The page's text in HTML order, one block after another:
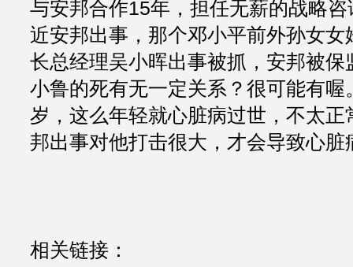
与安邦合作15年，担任无薪的战略
近安邦出事，那个邓小平前外孙女女
长总经理吴小晖出事被抓，安邦被保
小鲁的死有无一定关系？很可能有喔
岁，这么年轻就心脏病过世，不太正
邦出事对他打击很大，才会导致心脏
相关链接：